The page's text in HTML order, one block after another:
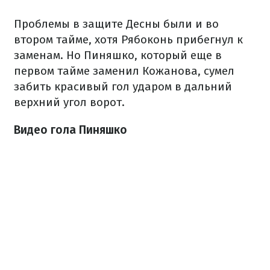
Проблемы в защите Десны были и во
втором тайме, хотя Рябоконь прибегнул к
заменам. Но Пиняшко, который еще в
первом тайме заменил Кожанова, сумел
забить красивый гол ударом в дальний
верхний угол ворот.
Видео гола Пиняшко